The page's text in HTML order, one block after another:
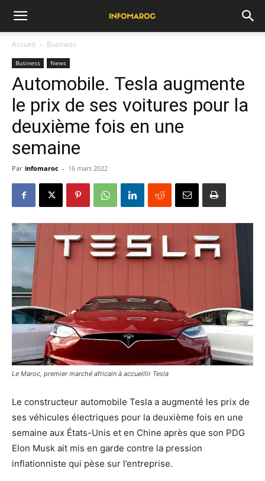
Accueil Business
Business News
Automobile. Tesla augmente
le prix de ses voitures pour la
deuxième fois en une
semaine
Par infomaroc - 16 mars 2022
Le Maroc, premier marché africain à accueillir Tesla
Le constructeur automobile Tesla a augmenté les prix de
ses véhicules électriques pour la deuxième fois en une
semaine aux États-Unis et en Chine après que son PDG
Elon Musk ait mis en garde contre la pression
inflationniste qui pèse sur l’entreprise.